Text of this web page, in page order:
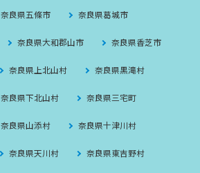
奈良県五條市 奈良県葛城市
奈良県大和郡山市 奈良県香芝市
奈良県上北山村 奈良県黒滝村
奈良県下北山村 奈良県三宅町
奈良県山添村 奈良県十津川村
奈良県天川村 奈良県東吉野村